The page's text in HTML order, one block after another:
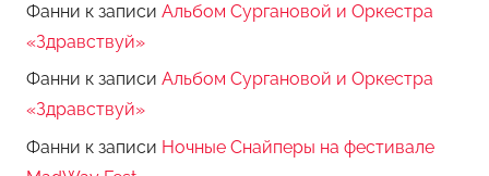
Фанни к записи Альбом Сургановой и Оркестра
«Здравствуй»
Фанни к записи Альбом Сургановой и Оркестра
«Здравствуй»
Фанни к записи Ночные Снайперы на фестивале